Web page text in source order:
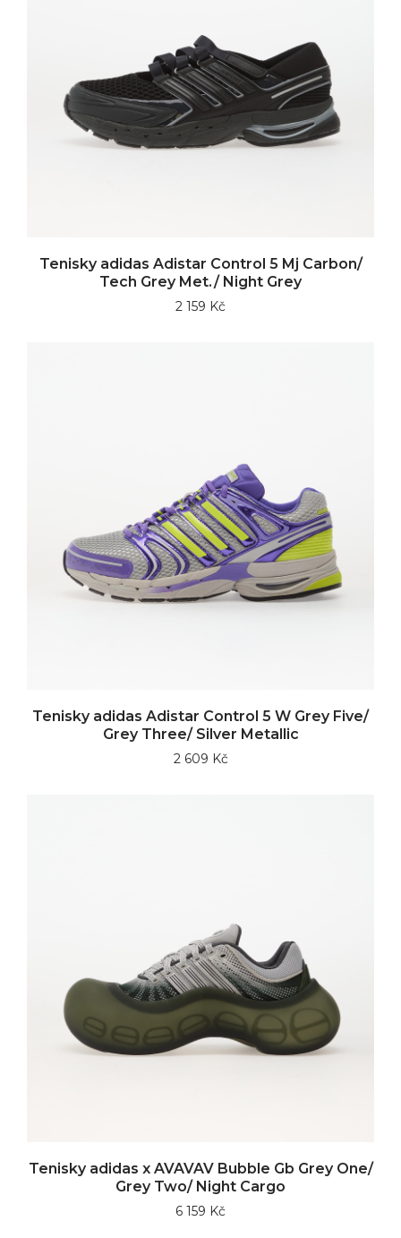
Tenisky adidas Adistar Control 5 Mj Carbon/
Tech Grey Met./ Night Grey
2 159 Kč
Tenisky adidas Adistar Control 5 W Grey Five/
Grey Three/ Silver Metallic
2 609 Kč
Tenisky adidas x AVAVAV Bubble Gb Grey One/
Grey Two/ Night Cargo
6 159 Kč